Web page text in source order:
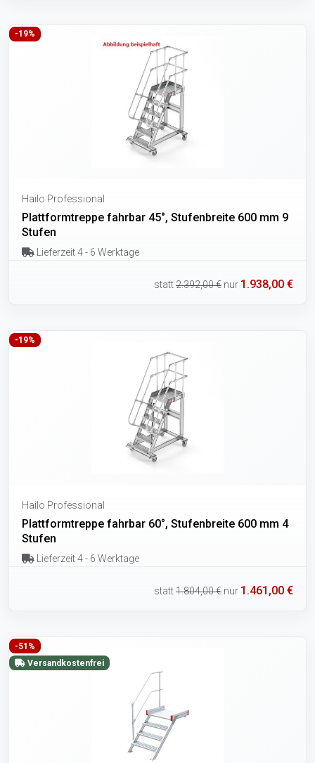
-19%
Hailo Professional
Plattformtreppe fahrbar 45°, Stufenbreite 600 mm 9
Stufen
Lieferzeit 4 - 6 Werktage
statt2.392,00 € nur 1.938,00 €
-19%
Hailo Professional
Plattformtreppe fahrbar 60°, Stufenbreite 600 mm 4
Stufen
Lieferzeit 4 - 6 Werktage
statt1.804,00 € nur 1.461,00 €
-51%
Versandkostenfrei